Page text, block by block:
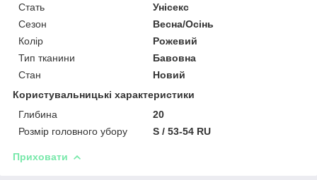
Стать
Унісекс
Сезон
Весна/Осінь
Колір
Рожевий
Тип тканини
Бавовна
Стан
Новий
Користувальницькі характеристики
Глибина
20
Розмір головного убору
S / 53-54 RU
Приховати